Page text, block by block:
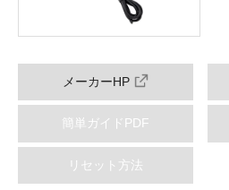
メーカーHP
簡単ガイドPDF
リセット方法